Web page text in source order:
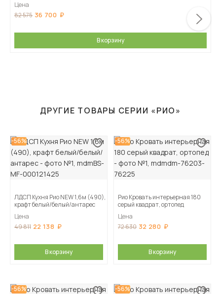
Цена
82 575 36 700
В корзину
ДРУГИЕ ТОВАРЫ СЕРИИ «РИО»
-56%
ЛДСП Кухня Рио NEW 1,6м (490),
крафт белый/белый/антарес
Цена
49 811 22 138
В корзину
-56%
Рио Кровать интерьерная 180
серый квадрат, ортопед
Цена
72 630 32 280
В корзину
-56% -56%